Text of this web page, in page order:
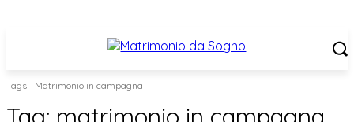
Tags Matrimonio in campagna